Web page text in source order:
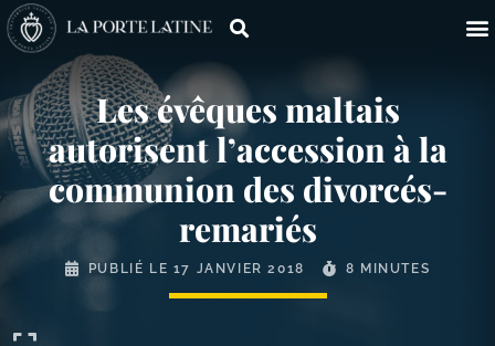
Les évêques maltais
autorisent l’accession à la
communion des divorcés-
remariés
PUBLIÉ LE 17 JANVIER 2018 8 MINUTES